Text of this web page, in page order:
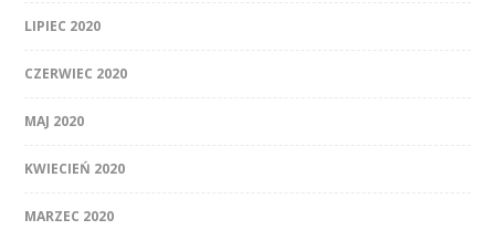
LIPIEC 2020
CZERWIEC 2020
MAJ 2020
KWIECIEŃ 2020
MARZEC 2020